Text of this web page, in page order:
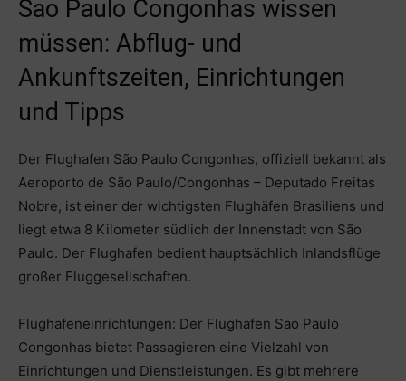
Sao Paulo Congonhas wissen
müssen: Abflug- und
Ankunftszeiten, Einrichtungen
und Tipps
Der Flughafen São Paulo Congonhas, offiziell bekannt als
Aeroporto de São Paulo/Congonhas – Deputado Freitas
Nobre, ist einer der wichtigsten Flughäfen Brasiliens und
liegt etwa 8 Kilometer südlich der Innenstadt von São
Paulo. Der Flughafen bedient hauptsächlich Inlandsflüge
großer Fluggesellschaften.
Flughafeneinrichtungen: Der Flughafen Sao Paulo
Congonhas bietet Passagieren eine Vielzahl von
Einrichtungen und Dienstleistungen. Es gibt mehrere